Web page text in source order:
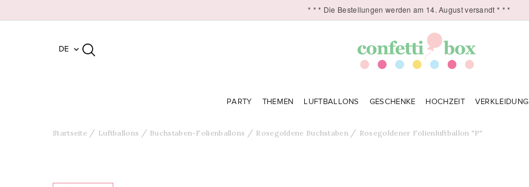
* * * Die Bestellungen werden am 14. August versandt * * *
DE 
PARTY THEMEN LUFTBALLONS GESCHENKE HOCHZEIT VERKLEIDUNG
Startseite Luftballons Buchstaben-Folienballons Rosegoldene Buchstaben Rosegoldener Folienluftballon "P"